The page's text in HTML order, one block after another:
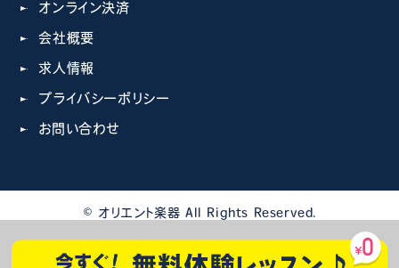
オンライン決済
会社概要
求人情報
プライバシーポリシー
お問い合わせ
© オリエント楽器 All Rights Reserved.